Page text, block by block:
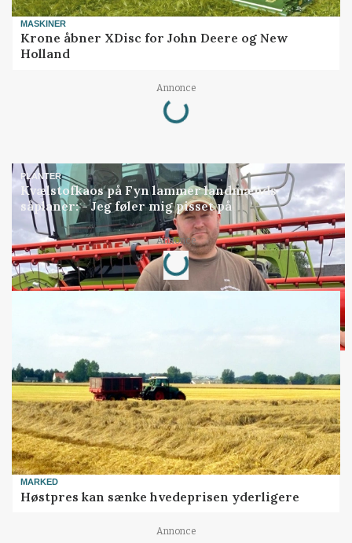
MASKINER
Krone åbner XDisc for John Deere og New
Holland
Annonce
Loading...
PLANTER
Kvælstofkaos på Fyn lammer landmænds
såplaner: - Jeg føler mig pisset på
Annonce
Loading...
MARKED
Høstpres kan sænke hvedeprisen yderligere
Annonce